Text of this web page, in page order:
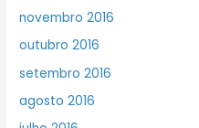
novembro 2016
outubro 2016
setembro 2016
agosto 2016